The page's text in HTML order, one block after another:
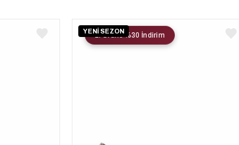
YENİ SEZON
2. Ürüne %30 İndirim